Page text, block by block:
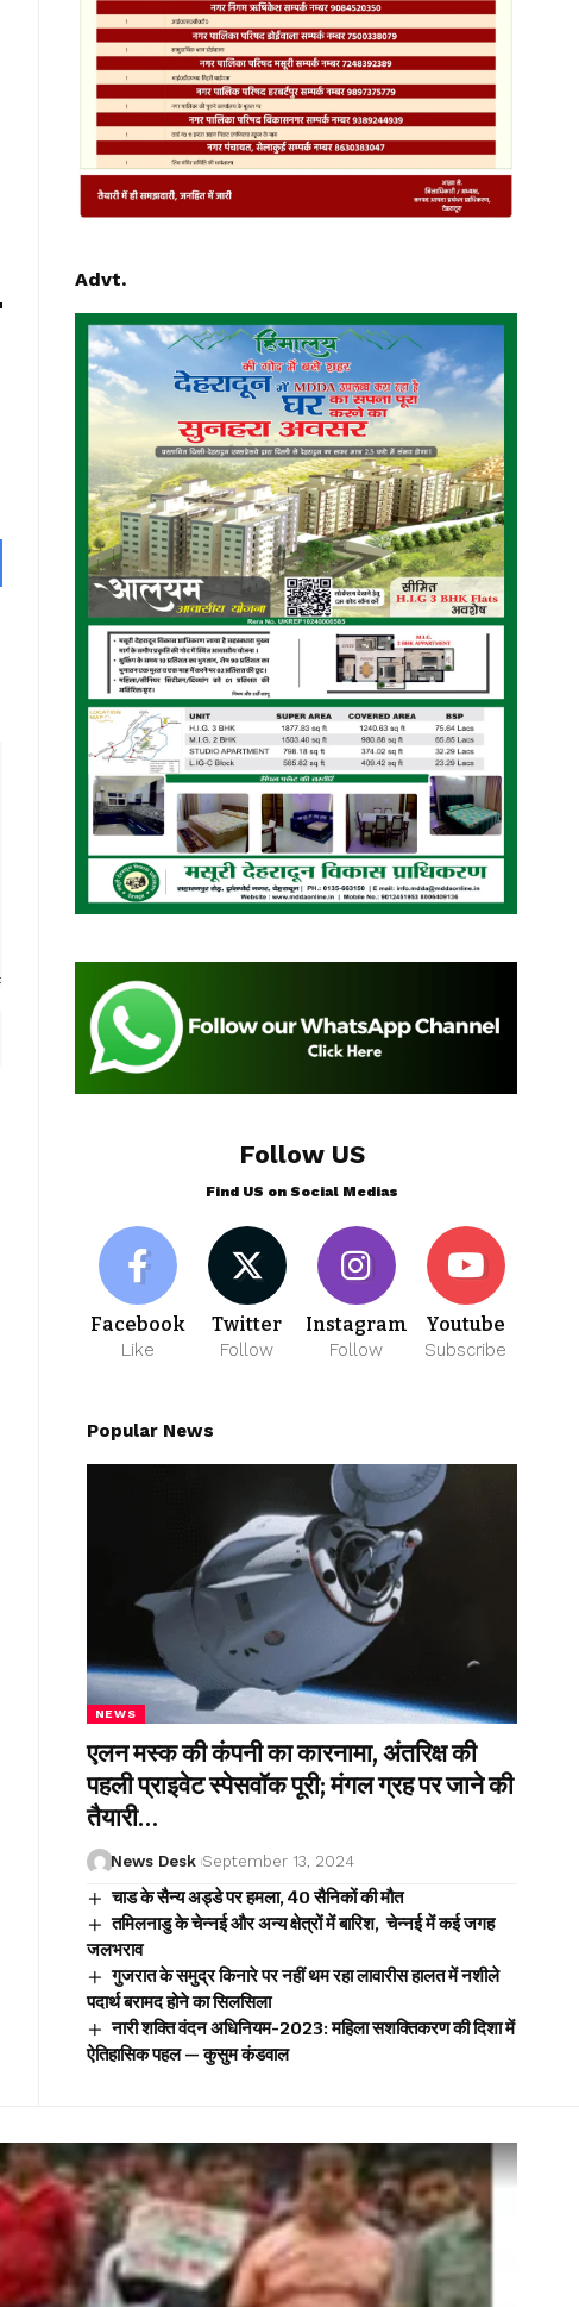
Advt.
Follow US
Find US on Social Medias
Facebook
Like
Twitter
Follow
Instagram
Follow
Youtube
Subscribe
Popular News
NEWS
एलन मस्क की कंपनी का कारनामा, अंतरिक्ष की
पहली प्राइवेट स्पेसवॉक पूरी; मंगल ग्रह पर जाने की
तैयारी…
News Desk September 13, 2024
चाड के सैन्य अड्डे पर हमला, 40 सैनिकों की मौत
तमिलनाडु के चेन्नई और अन्य क्षेत्रों में बारिश, चेन्नई में कई जगह
जलभराव
गुजरात के समुद्र किनारे पर नहीं थम रहा लावारीस हालत में नशीले
पदार्थ बरामद होने का सिलसिला
नारी शक्ति वंदन अधिनियम-2023: महिला सशक्तिकरण की दिशा में
ऐतिहासिक पहल — कुसुम कंडवाल